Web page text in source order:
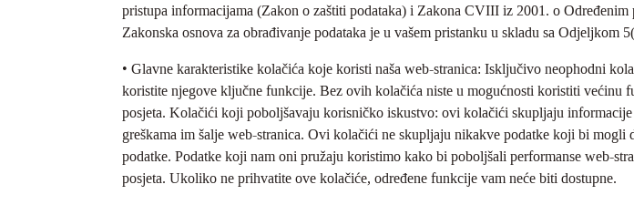
pristupa informacijama (Zakon o zaštiti podataka) i Zakona CVIII iz 2001. o
Zakonska osnova za obrađivanje podataka je u vašem pristanku u skladu sa Odjeljkom
• Glavne karakteristike kolačića koje koristi naša web-stranica: Isključivo neophodni
koristite njegove ključne funkcije. Bez ovih kolačića niste u mogućnosti koristiti većinu
posjeta. Kolačići koji poboljšavaju korisničko iskustvo: ovi kolačići skupljaju
greškama im šalje web-stranica. Ovi kolačići ne skupljaju nikakve podatke koji bi
podatke. Podatke koji nam oni pružaju koristimo kako bi poboljšali performanse web-
posjeta. Ukoliko ne prihvatite ove kolačiće, određene funkcije vam neće biti dostupne.